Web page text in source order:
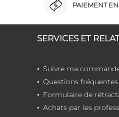
PAIEMENT
SERVICES ET
Suivre ma
Questions fréquentes
Formulaire de
Achats par les